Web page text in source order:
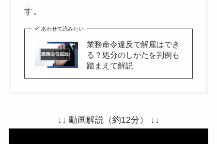
す。
あわせて読みたい
業務命令違反で解雇はでき
る？処分のしかたを判例も
踏まえて解説
↓↓ 動画解説（約12分） ↓↓